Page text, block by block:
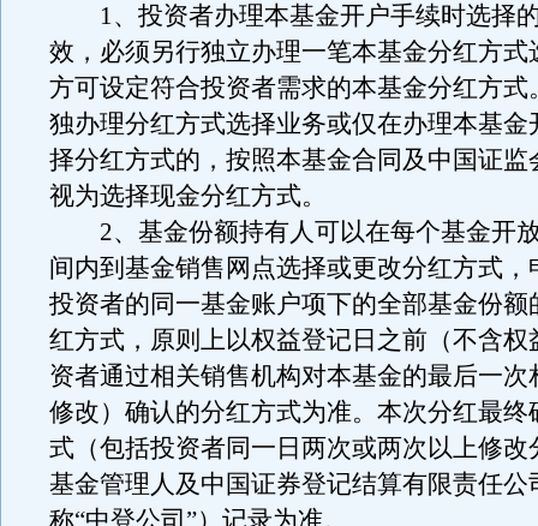
1、投资者办理本基金开户手续时选择
效，必须另行独立办理一笔本基金分红方式
方可设定符合投资者需求的本基金分红方式
独办理分红方式选择业务或仅在办理本基金
择分红方式的，按照本基金合同及中国证监
视为选择现金分红方式。
2、基金份额持有人可以在每个基金开
间内到基金销售网点选择或更改分红方式，
投资者的同一基金账户项下的全部基金份额
红方式，原则上以权益登记日之前（不含权
资者通过相关销售机构对本基金的最后一次
修改）确认的分红方式为准。本次分红最终
式（包括投资者同一日两次或两次以上修改
基金管理人及中国证券登记结算有限责任公
称“中登公司”）记录为准。